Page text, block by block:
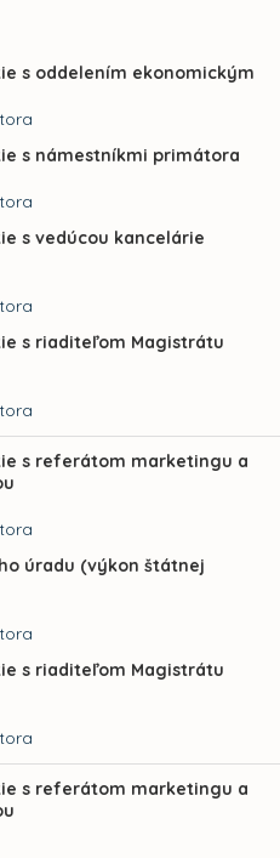
s oddelením ekonomickým
s námestníkmi primátora
s vedúcou kancelárie
s riaditeľom Magistrátu
s referátom marketingu a
úradu (výkon štátnej
s riaditeľom Magistrátu
s referátom marketingu a